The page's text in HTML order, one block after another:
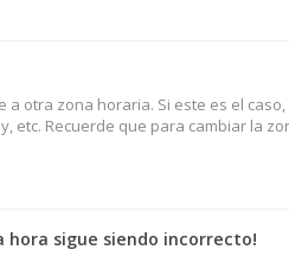
otra zona horaria. Si este es el
etc. Recuerde que para cambiar la
hora sigue siendo incorrecto!